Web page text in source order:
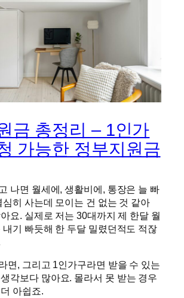
금 총정리 – 1인가
가능한 정부지원금
나면 월세에, 생활비에, 통장은 늘 빠
심히 사는데 모이는 건 없는 것 같아
요. 실제로 저는 30대까지 제 한달 월
내기 빠듯해 한 두달 밀렸던적도 적잖
면, 그리고 1인가구라면 받을 수 있는
각보다 많아요. 몰라서 못 받는 경우
아쉽죠.